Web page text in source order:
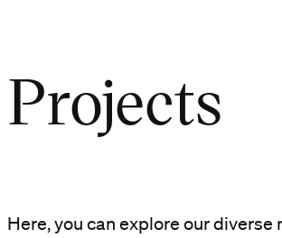
Projects
Here, you can explore our